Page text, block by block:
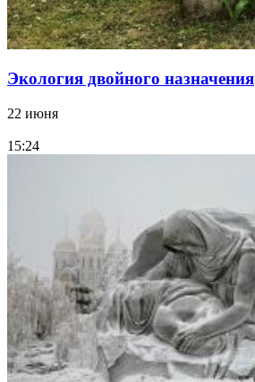
Экология двойного назначения
22 июня
15:24